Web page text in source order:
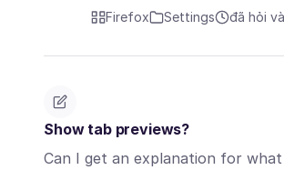
Firefox Settings đã hỏi
Show tab previews?
Can I get an explanation for